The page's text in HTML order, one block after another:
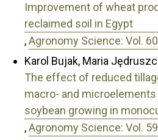
Improvement of wheat
reclaimed soil in Egypt
,Agronomy Science: Vol.
Karol Bujak, Maria
The effect of reduced
macro- and
soybean growing in
,Agronomy Science: Vol.